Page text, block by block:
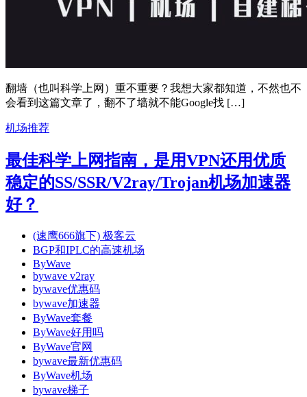
翻墙（也叫科学上网）重不重要？我想大家都知道，不然也不
会看到这篇文章了，翻不了墙就不能Google找 […]
机场推荐
最佳科学上网指南，是用VPN还用优质
稳定的SS/SSR/V2ray/Trojan机场加速器
好？
(速鹰666旗下) 极客云
BGP和IPLC的高速机场
ByWave
bywave v2ray
bywave优惠码
bywave加速器
ByWave套餐
ByWave好用吗
ByWave官网
bywave最新优惠码
ByWave机场
bywave梯子